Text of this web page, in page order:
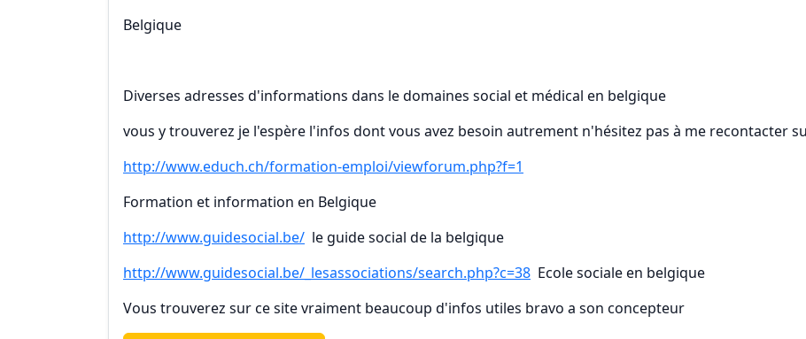
Belgique
Diverses adresses d'informations dans le domaines social et médical en belgique
vous y trouverez je l'espère l'infos dont vous avez besoin autrement n'hésitez pas à me recontacter
http://www.educh.ch/formation-emploi/viewforum.php?f=1
Formation et information en Belgique
http://www.guidesocial.be/ le guide social de la belgique
http://www.guidesocial.be/_lesassociations/search.php?c=38 Ecole sociale en belgique
Vous trouverez sur ce site vraiment beaucoup d'infos utiles bravo a son concepteur